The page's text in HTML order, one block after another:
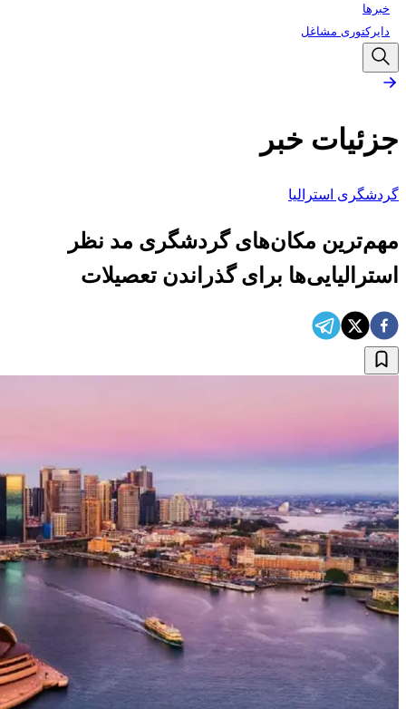
خبرها
دایرکتوری مشاغل
جزئیات خبر
گردشگری استرالیا
مهم‌ترین مکان‌های گردشگری مد نظر
استرالیایی‌ها برای گذراندن تعصیلات